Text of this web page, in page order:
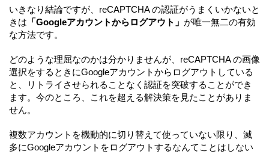
いきなり結論ですが、reCAPTCHA の認証がうまくいかないと
きは 「Googleアカウントからログアウト」 が唯一無二の有効
な方法です。
どのような理屈なのかは分かりませんが、reCAPTCHA の画像
選択をするときにGoogleアカウントからログアウトしている
と、リトライさせられることなく認証を突破することができ
ます。今のところ、これを超える解決策を見たことがありま
せん。
複数アカウントを機動的に切り替えて使っていない限り、滅
多にGoogleアカウントをログアウトするなんてことはしない